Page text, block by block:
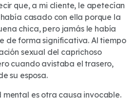
que, a mi cliente, le apetecían
había casado con ella porque la
chica, pero jamás le había
de forma significativa. Al tiempo
sexual del caprichoso
cuando avistaba el trasero,
su esposa.
es otra causa invocable.